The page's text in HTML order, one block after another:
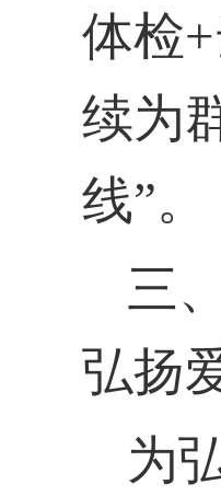
体检
续为
线”。
三、
弘扬
为